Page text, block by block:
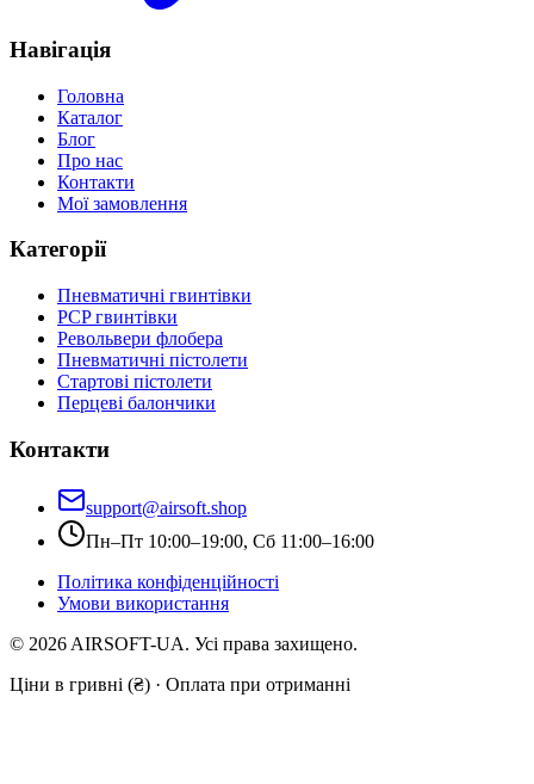
Навігація
Головна
Каталог
Блог
Про нас
Контакти
Мої замовлення
Категорії
Пневматичні гвинтівки
PCP гвинтівки
Револьвери флобера
Пневматичні пістолети
Стартові пістолети
Перцеві балончики
Контакти
support@airsoft.shop
Пн–Пт 10:00–19:00, Сб 11:00–16:00
Політика конфіденційності
Умови використання
© 2026 AIRSOFT-UA. Усі права захищено.
Ціни в гривні (₴) · Оплата при отриманні